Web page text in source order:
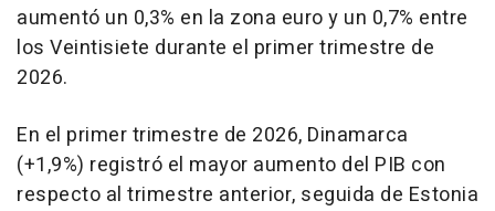
aumentó un 0,3% en la zona euro y un 0,7% entre
los Veintisiete durante el primer trimestre de
2026.
En el primer trimestre de 2026, Dinamarca
(+1,9%) registró el mayor aumento del PIB con
respecto al trimestre anterior, seguida de Estonia